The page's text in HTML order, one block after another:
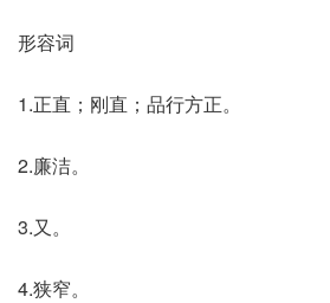
形容词
1.正直；刚直；品行方正。
2.廉洁。
3.又。
4.狭窄。